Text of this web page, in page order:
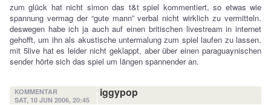
zum glück hat nicht simon das t&t spiel kommentiert, so etwas wie
spannung vermag der “gute mann” verbal nicht wirklich zu vermitteln.
deswegen habe ich ja auch auf einen britischen livestream in internet
gehofft, um ihn als akustische untermalung zum spiel laufen zu lassen.
mit 5live hat es leider nicht geklappt, aber über einen paraguaynischen
sender hörte sich das spiel um längen spannender an.
KOMMENTAR
SAT, 10 JUN 2006, 20:45
iggypop